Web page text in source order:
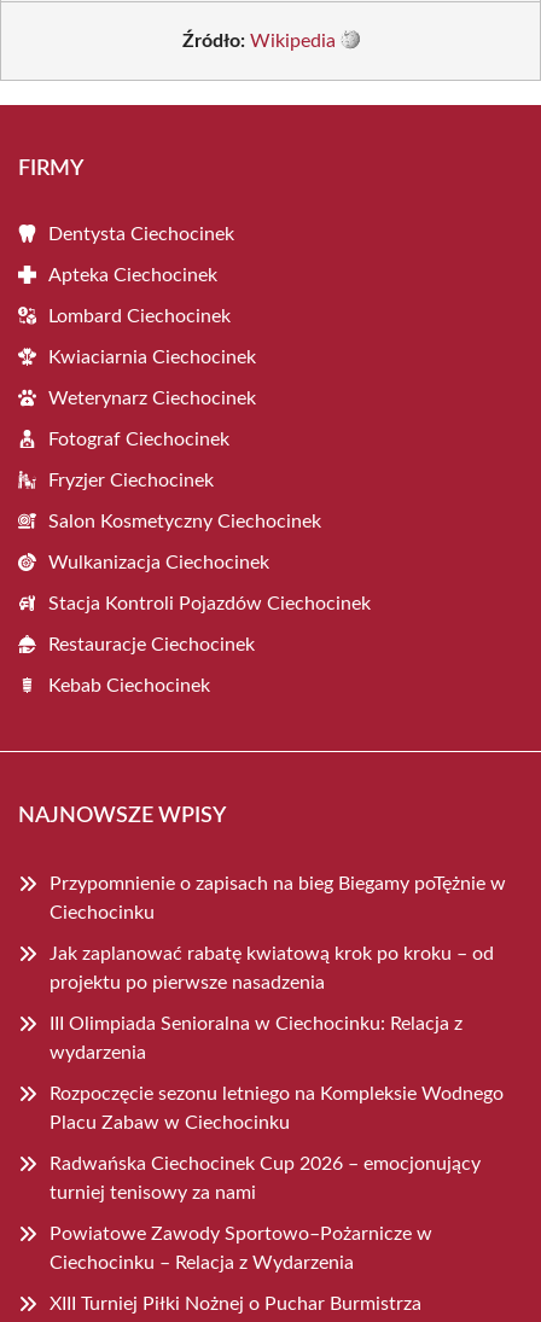
Źródło: Wikipedia
FIRMY
Dentysta Ciechocinek
Apteka Ciechocinek
Lombard Ciechocinek
Kwiaciarnia Ciechocinek
Weterynarz Ciechocinek
Fotograf Ciechocinek
Fryzjer Ciechocinek
Salon Kosmetyczny Ciechocinek
Wulkanizacja Ciechocinek
Stacja Kontroli Pojazdów Ciechocinek
Restauracje Ciechocinek
Kebab Ciechocinek
NAJNOWSZE WPISY
Przypomnienie o zapisach na bieg Biegamy poTężnie w
Ciechocinku
Jak zaplanować rabatę kwiatową krok po kroku – od
projektu po pierwsze nasadzenia
III Olimpiada Senioralna w Ciechocinku: Relacja z
wydarzenia
Rozpoczęcie sezonu letniego na Kompleksie Wodnego
Placu Zabaw w Ciechocinku
Radwańska Ciechocinek Cup 2026 – emocjonujący
turniej tenisowy za nami
Powiatowe Zawody Sportowo–Pożarnicze w
Ciechocinku – Relacja z Wydarzenia
XIII Turniej Piłki Nożnej o Puchar Burmistrza